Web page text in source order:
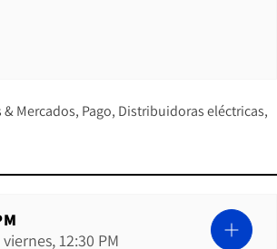
& Mercados Pago Distribuidoras eléctricas
12:30 PM